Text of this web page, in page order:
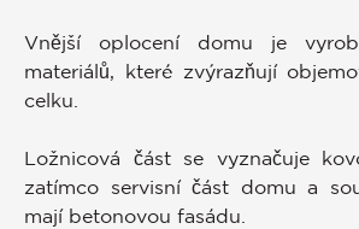
Vnější oplocení domu je
materiálů, které zvýrazňují
celku.
Ložnicová část se vyznačuje
zatímco servisní část domu a
mají betonovou fasádu.